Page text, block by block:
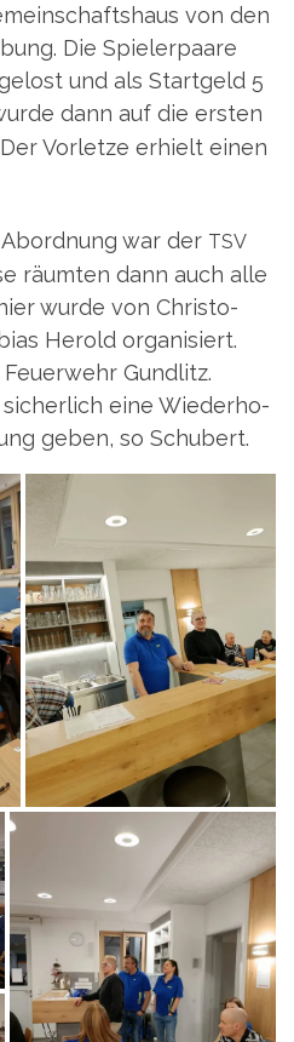
von den
Die Spie­ler­paa­re
und als Start­geld 5
dann auf die ers­ten
Vor­let­ze erhielt einen
war der TSV
räum­ten dann auch alle
wur­de von Chris­to­
Herold orga­ni­siert.
Gund­litz.
sicher­lich eine Wie­der­ho­
geben, so Schubert.